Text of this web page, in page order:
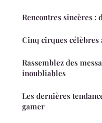
Rencontres sincères :
Cinq cirques célèbres
Rassemblez des
inoubliables
Les dernières
gamer